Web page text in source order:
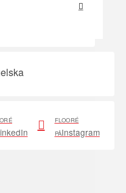
FLOORÉ
PÅInstagram